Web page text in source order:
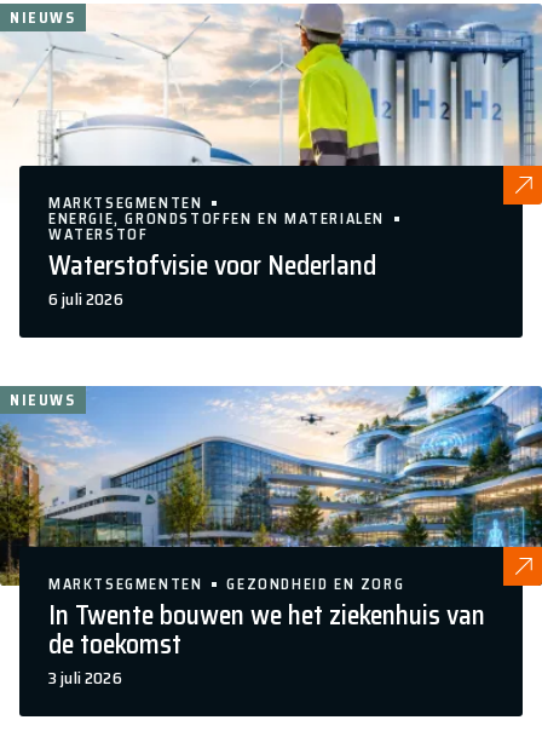
Waterstofvisie voor Nederland
6 juli 2026
MARKTSEGMENTEN
ENERGIE, GRONDSTOFFEN EN MATERIALEN
WATERSTOF
NIEUWS
In Twente bouwen we het ziekenhuis van
de toekomst
3 juli 2026
MARKTSEGMENTEN GEZONDHEID EN ZORG
NIEUWS